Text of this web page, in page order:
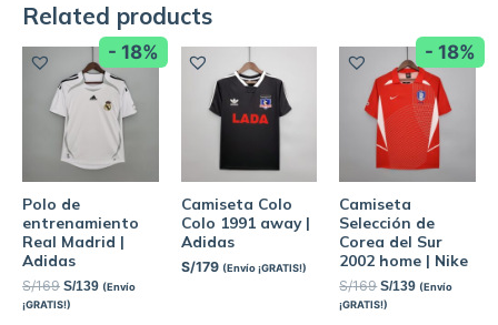
Related products
- 18%
Polo de
entrenamiento
Real Madrid |
Adidas
S/169 S/139 (Envío
¡GRATIS!)
Camiseta Colo
Colo 1991 away |
Adidas
S/179 (Envío ¡GRATIS!)
- 18%
Camiseta
Selección de
Corea del Sur
2002 home | Nike
S/169 S/139 (Envío
¡GRATIS!)